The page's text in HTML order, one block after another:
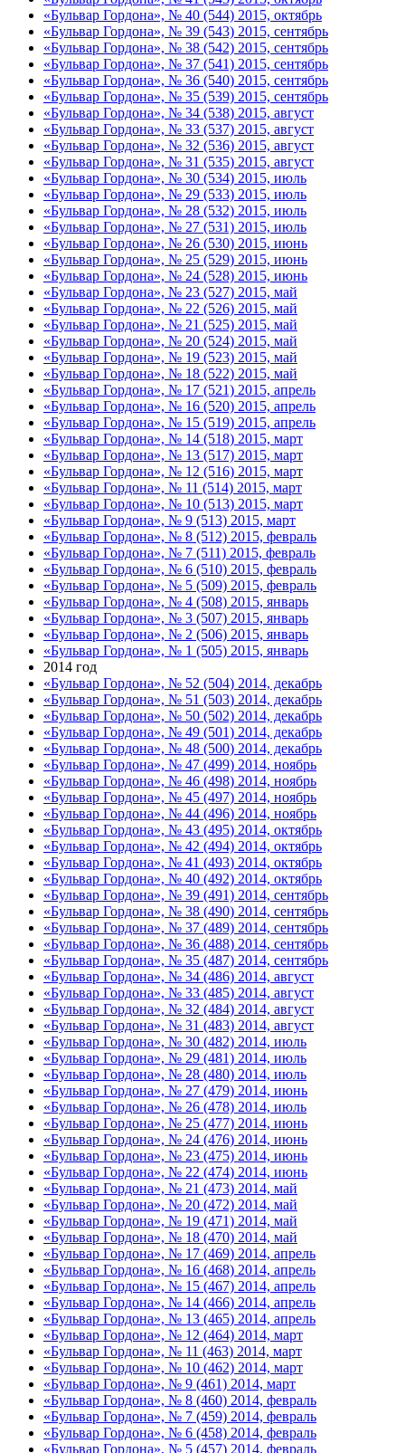
«Бульвар Гордона», № 40 (544) 2015, октябрь
«Бульвар Гордона», № 39 (543) 2015, сентябрь
«Бульвар Гордона», № 38 (542) 2015, сентябрь
«Бульвар Гордона», № 37 (541) 2015, сентябрь
«Бульвар Гордона», № 36 (540) 2015, сентябрь
«Бульвар Гордона», № 35 (539) 2015, сентябрь
«Бульвар Гордона», № 34 (538) 2015, август
«Бульвар Гордона», № 33 (537) 2015, август
«Бульвар Гордона», № 32 (536) 2015, август
«Бульвар Гордона», № 31 (535) 2015, август
«Бульвар Гордона», № 30 (534) 2015, июль
«Бульвар Гордона», № 29 (533) 2015, июль
«Бульвар Гордона», № 28 (532) 2015, июль
«Бульвар Гордона», № 27 (531) 2015, июль
«Бульвар Гордона», № 26 (530) 2015, июнь
«Бульвар Гордона», № 25 (529) 2015, июнь
«Бульвар Гордона», № 24 (528) 2015, июнь
«Бульвар Гордона», № 23 (527) 2015, май
«Бульвар Гордона», № 22 (526) 2015, май
«Бульвар Гордона», № 21 (525) 2015, май
«Бульвар Гордона», № 20 (524) 2015, май
«Бульвар Гордона», № 19 (523) 2015, май
«Бульвар Гордона», № 18 (522) 2015, май
«Бульвар Гордона», № 17 (521) 2015, апрель
«Бульвар Гордона», № 16 (520) 2015, апрель
«Бульвар Гордона», № 15 (519) 2015, апрель
«Бульвар Гордона», № 14 (518) 2015, март
«Бульвар Гордона», № 13 (517) 2015, март
«Бульвар Гордона», № 12 (516) 2015, март
«Бульвар Гордона», № 11 (514) 2015, март
«Бульвар Гордона», № 10 (513) 2015, март
«Бульвар Гордона», № 9 (513) 2015, март
«Бульвар Гордона», № 8 (512) 2015, февраль
«Бульвар Гордона», № 7 (511) 2015, февраль
«Бульвар Гордона», № 6 (510) 2015, февраль
«Бульвар Гордона», № 5 (509) 2015, февраль
«Бульвар Гордона», № 4 (508) 2015, январь
«Бульвар Гордона», № 3 (507) 2015, январь
«Бульвар Гордона», № 2 (506) 2015, январь
«Бульвар Гордона», № 1 (505) 2015, январь
2014 год
«Бульвар Гордона», № 52 (504) 2014, декабрь
«Бульвар Гордона», № 51 (503) 2014, декабрь
«Бульвар Гордона», № 50 (502) 2014, декабрь
«Бульвар Гордона», № 49 (501) 2014, декабрь
«Бульвар Гордона», № 48 (500) 2014, декабрь
«Бульвар Гордона», № 47 (499) 2014, ноябрь
«Бульвар Гордона», № 46 (498) 2014, ноябрь
«Бульвар Гордона», № 45 (497) 2014, ноябрь
«Бульвар Гордона», № 44 (496) 2014, ноябрь
«Бульвар Гордона», № 43 (495) 2014, октябрь
«Бульвар Гордона», № 42 (494) 2014, октябрь
«Бульвар Гордона», № 41 (493) 2014, октябрь
«Бульвар Гордона», № 40 (492) 2014, октябрь
«Бульвар Гордона», № 39 (491) 2014, сентябрь
«Бульвар Гордона», № 38 (490) 2014, сентябрь
«Бульвар Гордона», № 37 (489) 2014, сентябрь
«Бульвар Гордона», № 36 (488) 2014, сентябрь
«Бульвар Гордона», № 35 (487) 2014, сентябрь
«Бульвар Гордона», № 34 (486) 2014, август
«Бульвар Гордона», № 33 (485) 2014, август
«Бульвар Гордона», № 32 (484) 2014, август
«Бульвар Гордона», № 31 (483) 2014, август
«Бульвар Гордона», № 30 (482) 2014, июль
«Бульвар Гордона», № 29 (481) 2014, июль
«Бульвар Гордона», № 28 (480) 2014, июль
«Бульвар Гордона», № 27 (479) 2014, июнь
«Бульвар Гордона», № 26 (478) 2014, июль
«Бульвар Гордона», № 25 (477) 2014, июнь
«Бульвар Гордона», № 24 (476) 2014, июнь
«Бульвар Гордона», № 23 (475) 2014, июнь
«Бульвар Гордона», № 22 (474) 2014, июнь
«Бульвар Гордона», № 21 (473) 2014, май
«Бульвар Гордона», № 20 (472) 2014, май
«Бульвар Гордона», № 19 (471) 2014, май
«Бульвар Гордона», № 18 (470) 2014, май
«Бульвар Гордона», № 17 (469) 2014, апрель
«Бульвар Гордона», № 16 (468) 2014, апрель
«Бульвар Гордона», № 15 (467) 2014, апрель
«Бульвар Гордона», № 14 (466) 2014, апрель
«Бульвар Гордона», № 13 (465) 2014, апрель
«Бульвар Гордона», № 12 (464) 2014, март
«Бульвар Гордона», № 11 (463) 2014, март
«Бульвар Гордона», № 10 (462) 2014, март
«Бульвар Гордона», № 9 (461) 2014, март
«Бульвар Гордона», № 8 (460) 2014, февраль
«Бульвар Гордона», № 7 (459) 2014, февраль
«Бульвар Гордона», № 6 (458) 2014, февраль
«Бульвар Гордона», № 5 (457) 2014, февраль